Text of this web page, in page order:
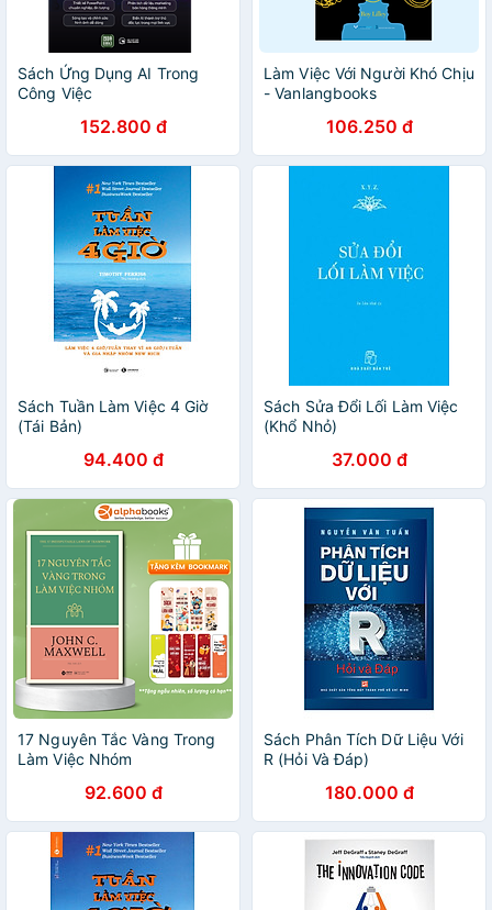
Sách Ứng Dụng AI Trong
Công Việc
152.800 đ
Làm Việc Với Người Khó Chịu
- Vanlangbooks
106.250 đ
Sách Tuần Làm Việc 4 Giờ
(Tái Bản)
94.400 đ
Sách Sửa Đổi Lối Làm Việc
(Khổ Nhỏ)
37.000 đ
17 Nguyên Tắc Vàng Trong
Làm Việc Nhóm
92.600 đ
Sách Phân Tích Dữ Liệu Với
R (Hỏi Và Đáp)
180.000 đ